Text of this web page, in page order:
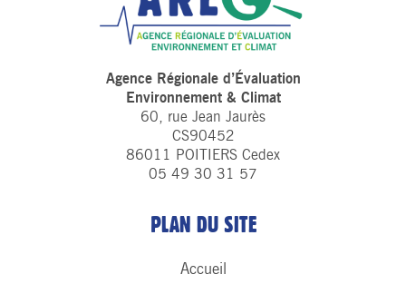
Agence Régionale d’Évaluation
Environnement & Climat
60, rue Jean Jaurès
CS90452
86011 POITIERS Cedex
05 49 30 31 57
PLAN DU SITE
Accueil